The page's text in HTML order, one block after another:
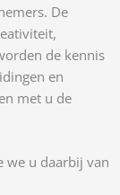
De
de kennis
en
met u de
we u daarbij van